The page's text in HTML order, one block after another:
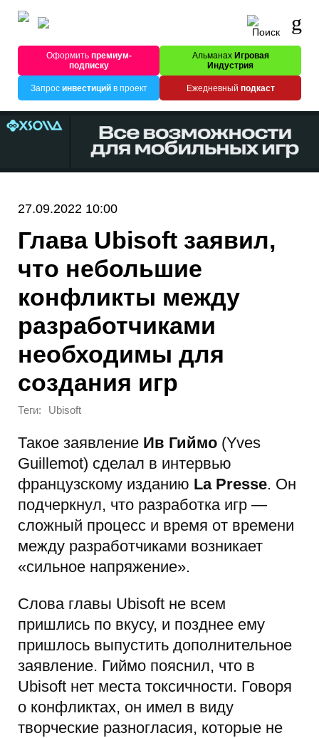
Оформитьпремиум-
подписку
Альманах Игровая
Индустрия
Запрос инвестицийв проект Ежедневный подкаст
27.09.2022 10:00
Глава Ubisoft заявил,
что небольшие
конфликты между
разработчиками
необходимы для
создания игр
Теги: Ubisoft
Такое заявление Ив Гиймо (Yves
Guillemot) сделал в интервью
французскому изданию La Presse. Он
подчеркнул, что разработка игр —
сложный процесс и время от времени
между разработчиками возникает
«сильное напряжение».
Слова главы Ubisoft не всем
пришлись по вкусу, и позднее ему
пришлось выпустить дополнительное
заявление. Гиймо пояснил, что в
Ubisoft нет места токсичности. Говоря
о конфликтах, он имел в виду
творческие разногласия, которые не